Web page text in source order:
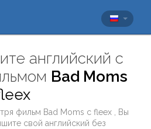
английский с
Bad Moms
фильм Bad Moms сfleex
, Вы
свой английский без